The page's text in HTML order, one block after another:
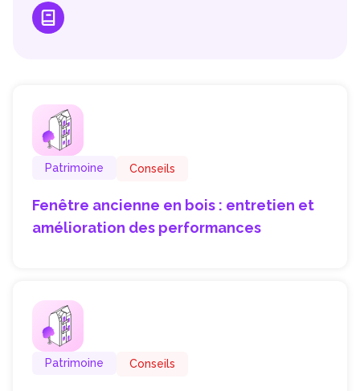
Patrimoine Conseils
Fenêtre ancienne en bois : entretien et
amélioration des performances
Patrimoine Conseils